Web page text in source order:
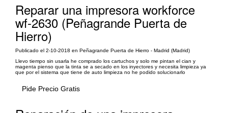
Reparar una impresora workforce
wf-2630 (Peñagrande Puerta de
Hierro)
Publicado el 2-10-2018 en Peñagrande Puerta de Hierro - Madrid (Madrid)
Llevo tiempo sin usarla he comprado los cartuchos y solo me pintan el cian y
magenta pienso que la tinta se a secado en los inyectores y necesita limpieza ya
que por el sistema que tiene de auto limpieza no he podido solucionarlo
Pide Precio Gratis